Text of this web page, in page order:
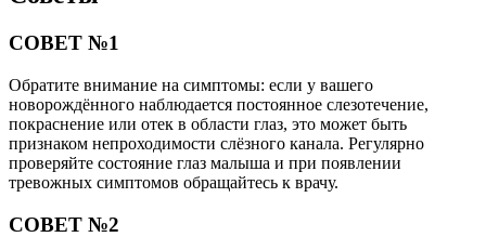
СОВЕТ №1
Обратите внимание на симптомы: если у вашего
новорождённого наблюдается постоянное слезотечение,
покраснение или отек в области глаз, это может быть
признаком непроходимости слёзного канала. Регулярно
проверяйте состояние глаз малыша и при появлении
тревожных симптомов обращайтесь к врачу.
СОВЕТ №2